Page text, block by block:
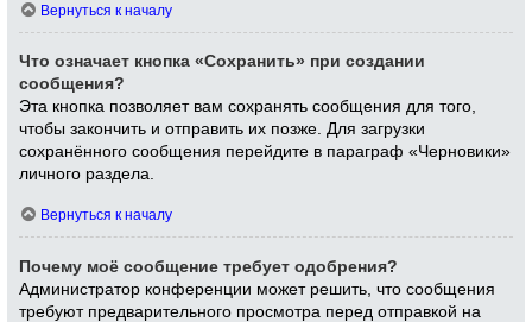
Вернуться к началу
Что означает кнопка «Сохранить» при создании
сообщения?
Эта кнопка позволяет вам сохранять сообщения для того,
чтобы закончить и отправить их позже. Для загрузки
сохранённого сообщения перейдите в параграф «Черновики»
личного раздела.
Вернуться к началу
Почему моё сообщение требует одобрения?
Администратор конференции может решить, что сообщения
требуют предварительного просмотра перед отправкой на